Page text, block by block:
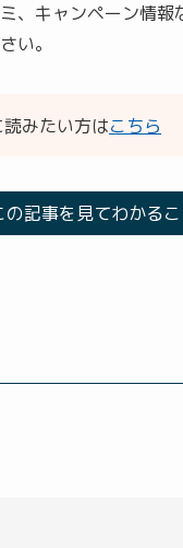
、キャンペーン情
い。
みたい方はこちら
の記事を見てわかるこ